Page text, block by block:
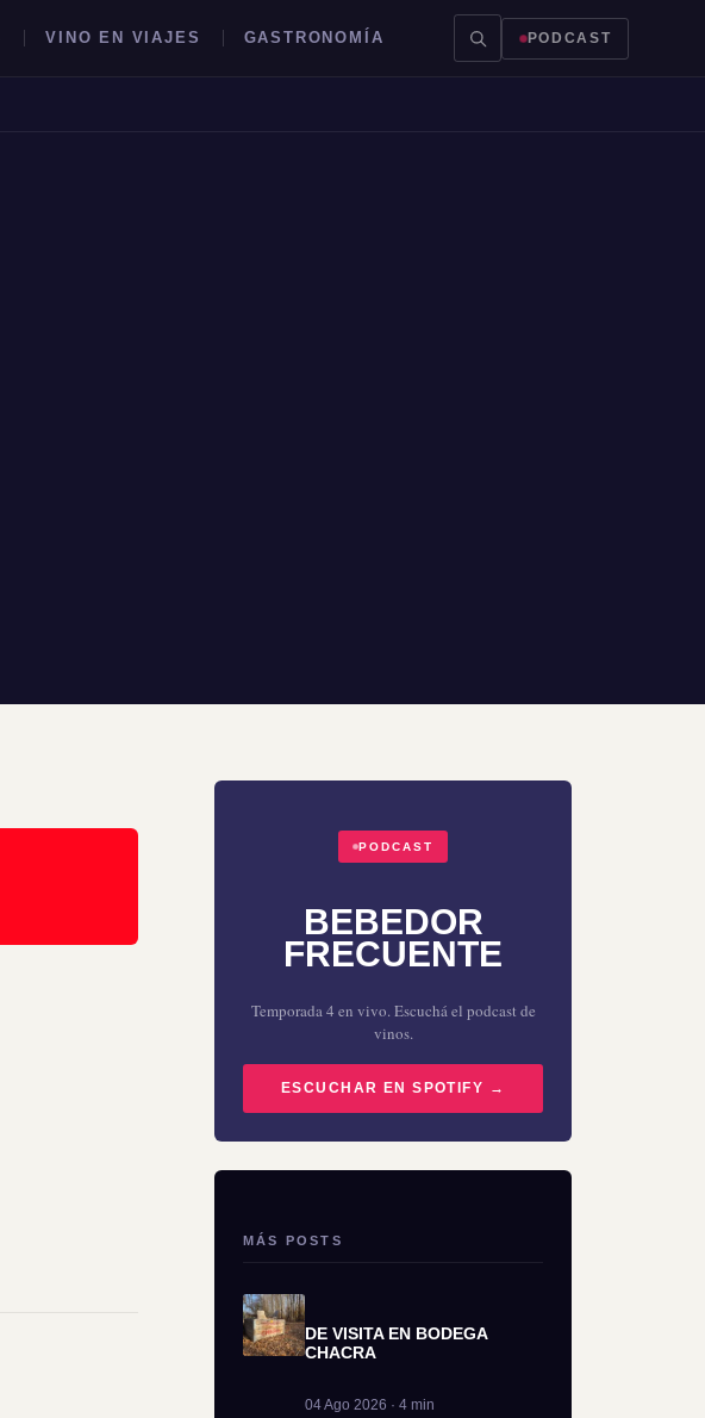
VINO EN VIAJES GASTRONOMÍA PODCAST
PODCAST
BEBEDOR
FRECUENTE
Temporada 4 en vivo. Escuchá el podcast de
vinos.
ESCUCHAR EN SPOTIFY →
MÁS POSTS
DE VISITA EN BODEGA
CHACRA
04 Ago 2026 · 4 min